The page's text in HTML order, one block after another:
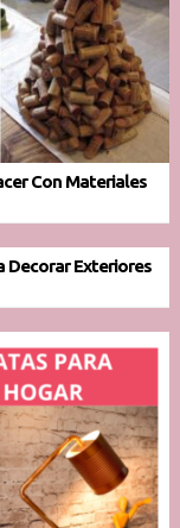
Con Materiales
Decorar Exteriores